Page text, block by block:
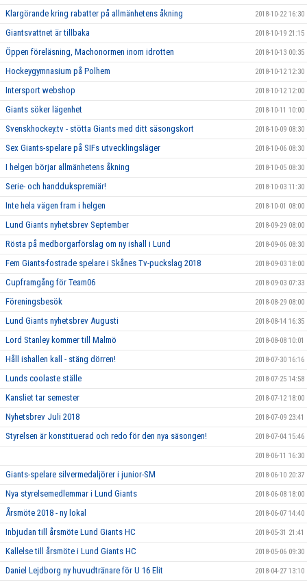
Klargörande kring rabatter på allmänhetens åkning 2018-10-22 16:30
Giantsvattnet är tillbaka 2018-10-19 21:15
Öppen föreläsning, Machonormen inom idrotten 2018-10-13 00:35
Hockeygymnasium på Polhem 2018-10-12 12:30
Intersport webshop 2018-10-12 12:00
Giants söker lägenhet 2018-10-11 10:00
Svenskhockey.tv - stötta Giants med ditt säsongskort 2018-10-09 08:30
Sex Giants-spelare på SIFs utvecklingsläger 2018-10-06 08:30
I helgen börjar allmänhetens åkning 2018-10-05 08:30
Serie- och handdukspremiär! 2018-10-03 11:30
Inte hela vägen fram i helgen 2018-10-01 08:00
Lund Giants nyhetsbrev September 2018-09-29 08:00
Rösta på medborgarförslag om ny ishall i Lund 2018-09-06 08:30
Fem Giants-fostrade spelare i Skånes Tv-puckslag 2018 2018-09-03 18:00
Cupframgång för Team06 2018-09-03 07:33
Föreningsbesök 2018-08-29 08:00
Lund Giants nyhetsbrev Augusti 2018-08-14 16:35
Lord Stanley kommer till Malmö 2018-08-08 10:01
Håll ishallen kall - stäng dörren! 2018-07-30 16:16
Lunds coolaste ställe 2018-07-25 14:58
Kansliet tar semester 2018-07-12 18:00
Nyhetsbrev Juli 2018 2018-07-09 23:41
Styrelsen är konstituerad och redo för den nya säsongen! 2018-07-04 15:46
2018-06-11 16:30
Giants-spelare silvermedaljörer i junior-SM 2018-06-10 20:37
Nya styrelsemedlemmar i Lund Giants 2018-06-08 18:00
Årsmöte 2018 - ny lokal 2018-06-07 14:40
Inbjudan till årsmöte Lund Giants HC 2018-05-31 21:41
Kallelse till årsmöte i Lund Giants HC 2018-05-06 09:30
Daniel Lejdborg ny huvudtränare för U 16 Elit 2018-04-27 13:10